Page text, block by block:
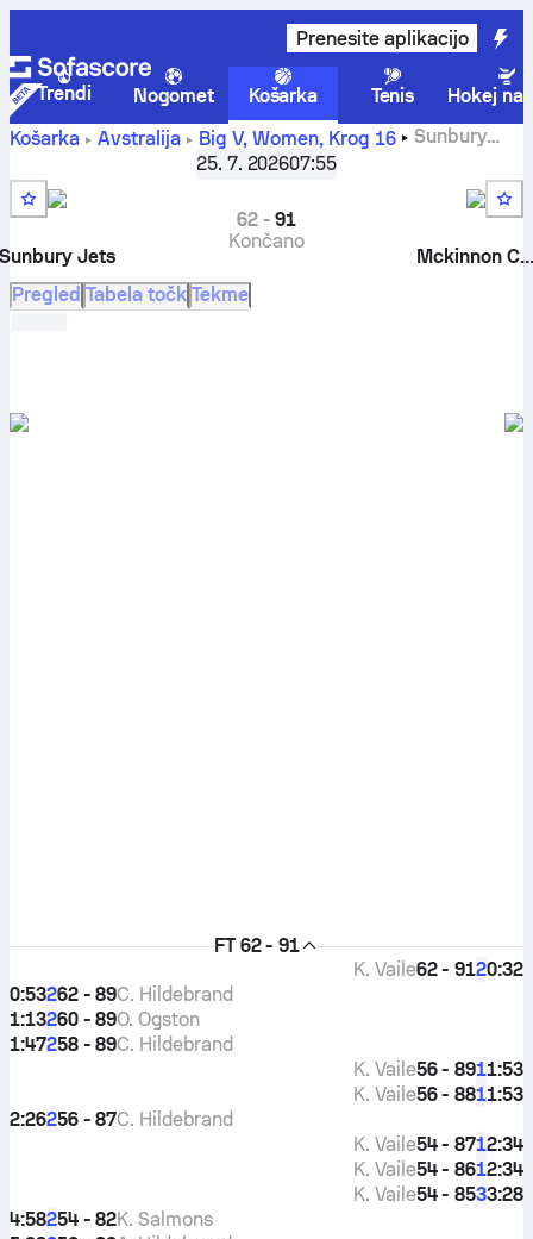
Prenesite aplikacijo
Trendi Nogomet Košarka Tenis
Hokej na
Košarka
Avstralija Big V, Women, Krog 16
Sunbury
Jets proti Mckinnon Cougars rezultati v živo, medsebojna
srečanja, razpored, napovedi in statistika
25. 7. 202607:55
Sunbury Jets
62-91
Končano
Mckinnon Cougars
Pregled Tabela točk Tekme
FT 62 - 91
0:32
2
62 - 91
K. Vaile
0:53262 - 89C. Hildebrand
1:13260 - 89O. Ogston
1:47258 - 89C. Hildebrand
1:53
1
56 - 89
K. Vaile
1:53
1
56 - 88
K. Vaile
2:26256 - 87C. Hildebrand
2:34
1
54 - 87
K. Vaile
2:34
1
54 - 86
K. Vaile
3:28
3
54 - 85
K. Vaile
4:58254 - 82K. Salmons